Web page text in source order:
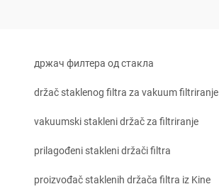
држач филтера од стакла
držač staklenog filtra za vakuum filtriranje
vakuumski stakleni držač za filtriranje
prilagođeni stakleni držači filtra
proizvođač staklenih držača filtra iz Kine